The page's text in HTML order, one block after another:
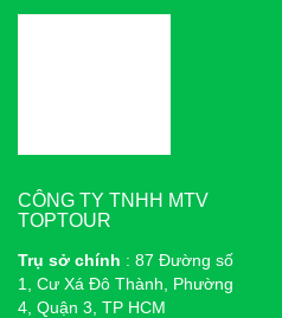
CÔNG TY TNHH MTV
TOPTOUR
Trụ sở chính : 87 Đường số
1, Cư Xá Đô Thành, Phường
4, Quận 3, TP HCM